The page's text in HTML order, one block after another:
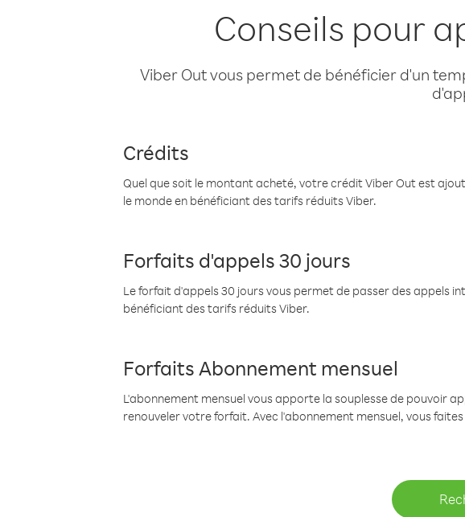
Conseils pour
Viber Out vous permet de bénéficier d'un
Crédits
Quel que soit le montant acheté, votre crédit Viber Out est
le monde en bénéficiant des tarifs réduits Viber.
Forfaits d'appels 30 jours
Le forfait d'appels 30 jours vous permet de passer des appels
bénéficiant des tarifs réduits Viber.
Forfaits Abonnement mensuel
L'abonnement mensuel vous apporte la souplesse de pouvoir
renouveler votre forfait. Avec l'abonnement mensuel, vous